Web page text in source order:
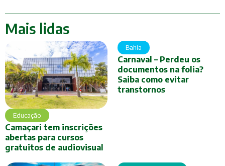
Mais lidas
Educação
Camaçari tem inscrições
abertas para cursos
gratuitos de audiovisual
Bahia
Carnaval – Perdeu os
documentos na folia?
Saiba como evitar
transtornos